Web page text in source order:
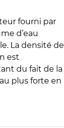
fourni par
d’eau
La densité de
est
du fait de la
plus forte en